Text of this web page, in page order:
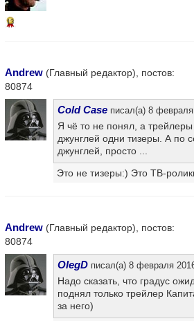
13
Andrew (Главный редактор), постов:
80874
Cold Case писал(а) 8
Я чё то не понял, а трейлеры
джунглей одни тизеры. А по
джунглей, просто ...
Это не тизеры:) Это ТВ-
Andrew (Главный редактор), постов:
80874
OlegD писал(а) 8 февраля
Надо сказать, что градус
поднял только трейлер
за него)